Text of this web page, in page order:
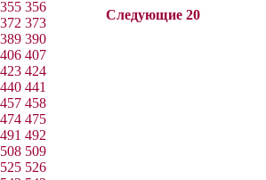
355 356
372 373
389 390
406 407
423 424
440 441
457 458
474 475
491 492
508 509
525 526
Следующие 20